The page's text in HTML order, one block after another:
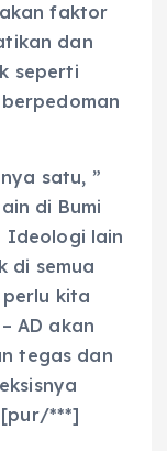
faktor
dan
seperti
satu, ”
di Bumi
Ideologi lain
di semua
kita
AD akan
tegas dan
[pur/***]